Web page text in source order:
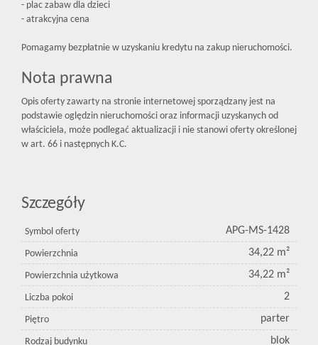
- plac zabaw dla dzieci
- atrakcyjna cena
Pomagamy bezpłatnie w uzyskaniu kredytu na zakup nieruchomości.
Nota prawna
Opis oferty zawarty na stronie internetowej sporządzany jest na
podstawie oględzin nieruchomości oraz informacji uzyskanych od
właściciela, może podlegać aktualizacji i nie stanowi oferty określonej
w art. 66 i następnych K.C.
Szczegóły
Symbol oferty APG-MS-1428
Powierzchnia 34,22 m²
Powierzchnia użytkowa 34,22 m²
Liczba pokoi 2
Piętro parter
Rodzaj budynku blok